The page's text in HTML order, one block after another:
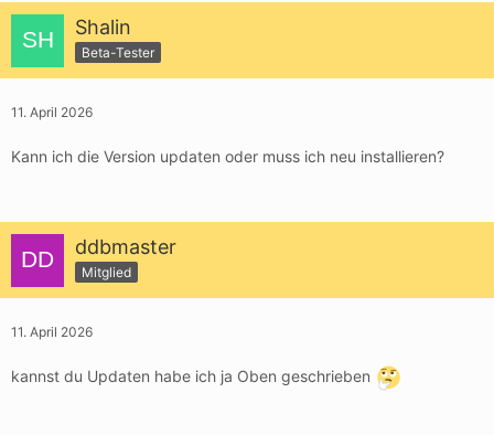
Shalin
Beta-Tester
11. April 2026
Kann ich die Version updaten oder muss ich neu installieren?
ddbmaster
Mitglied
11. April 2026
kannst du Updaten habe ich ja Oben geschrieben